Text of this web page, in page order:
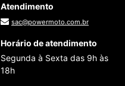
Atendimento
sac@powermoto.com.br
Horário de atendimento
Segunda à Sexta das 9h às
18h